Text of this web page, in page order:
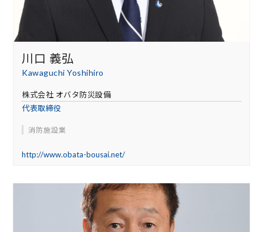
川口 義弘
Kawaguchi Yoshihiro
株式会社 オバタ防災設備
代表取締役
消防施設業
http://www.obata-bousai.net/